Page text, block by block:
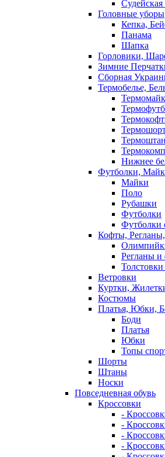
Головные уборы
Кепка,
Панама
Шапка
Горловики,
Зимние
Сборная
Термобелье,
Нижнее
Футболки,
Майки
Поло
Рубашки
Футболки
Футболки
Кофты,
Регланы
Толстовки
Ветровки
Куртки,
Костюмы
Платья, Юбки,
Боди
Платья
Юбки
Топы
Шорты
Штаны
Носки
Повседневная обувь
Кроссовки
-
-
-
-